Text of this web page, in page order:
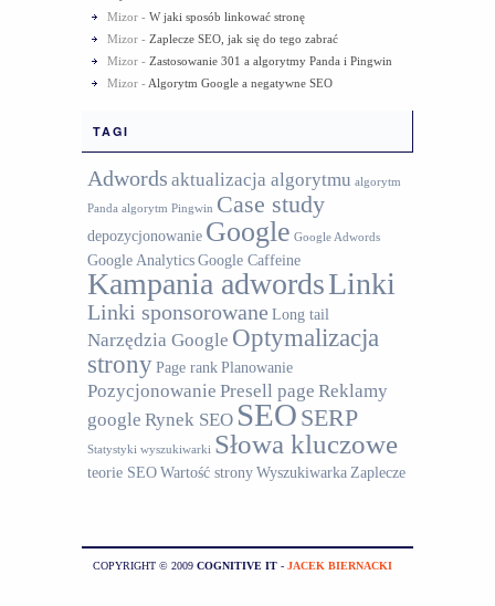
Mizor - W jaki sposób linkować stronę
Mizor - Zaplecze SEO, jak się do tego zabrać
Mizor - Zastosowanie 301 a algorytmy Panda i Pingwin
Mizor - Algorytm Google a negatywne SEO
TAGI
Adwords aktualizacja algorytmu algorytm
Panda algorytm Pingwin Case study
depozycjonowanie Google Google Adwords
Google AnalyticsGoogle Caffeine
Kampania adwordsLinki
Linki sponsorowane Long tail
Narzędzia Google Optymalizacja
stronyPage rankPlanowanie
Pozycjonowanie Presell page Reklamy
google Rynek SEO SEO SERP
Statystyki wyszukiwarki Słowa kluczowe
teorie SEOWartość stronyWyszukiwarka Zaplecze
COPYRIGHT © 2009 COGNITIVE IT - JACEK BIERNACKI